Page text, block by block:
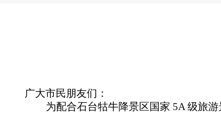
广大市民朋友们：
为配合石台牯牛降景区国家 5A 级旅